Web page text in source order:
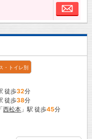
お
・トイレ別
徒歩32分
徒歩38分
西松本 」駅 徒歩45分